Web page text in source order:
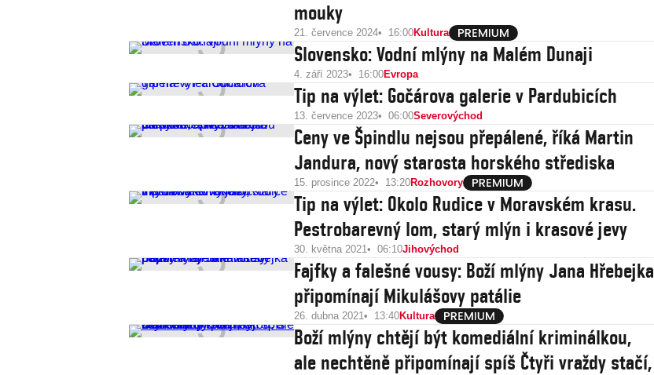
mouky
21. července 2024 16:00Kultura
Slovensko: Vodní mlýny na Malém Dunaji
4. září 2023 16:00Evropa
Tip na výlet: Gočárova galerie v Pardubicích
13. července 2023 06:00Severovýchod
Ceny ve Špindlu nejsou přepálené, říká Martin
Jandura, nový starosta horského střediska
15. prosince 2022 13:20Rozhovory
Tip na výlet: Okolo Rudice v Moravském krasu.
Pestrobarevný lom, starý mlýn i krasové jevy
30. května 2021 06:10Jihovýchod
Fajfky a falešné vousy: Boží mlýny Jana Hřebejka
připomínají Mikulášovy patálie
26. dubna 2021 13:40Kultura
Boží mlýny chtějí být komediální kriminálkou,
ale nechtěně připomínají spíš Čtyři vraždy stačí,